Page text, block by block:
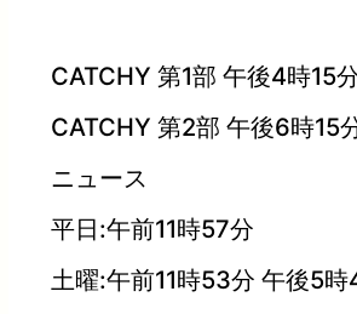
CATCHY 第1部 午後4時15
CATCHY 第2部 午後6時15
ニュース
平日:午前11時57分
土曜:午前11時53分 午後5時